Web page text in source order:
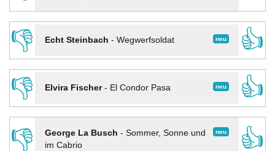
👎
neu
Echt Steinbach - Wegwerfsoldat
👍
👎
neu
Elvira Fischer- El Condor Pasa
👍
👎
neu
George La Busch - Sommer, Sonne und
im Cabrio
👍